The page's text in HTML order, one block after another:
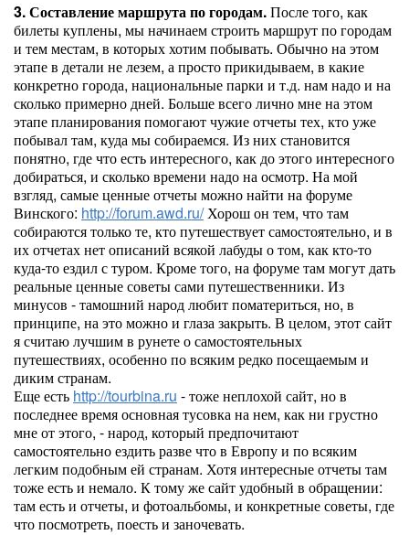
3. Составление маршрута по городам.После того, как
билеты куплены, мы начинаем строить маршрут по городам
и тем местам, в которых хотим побывать. Обычно на этом
этапе в детали не лезем, а просто прикидываем, в какие
конкретно города, национальные парки и т.д. нам надо и на
сколько примерно дней. Больше всего лично мне на этом
этапе планирования помогают чужие отчеты тех, кто уже
побывал там, куда мы собираемся. Из них становится
понятно, где что есть интересного, как до этого интересного
добираться, и сколько времени надо на осмотр. На мой
взгляд, самые ценные отчеты можно найти на форуме
Винского: http://forum.awd.ru/Хорош он тем, что там
собираются только те, кто путешествует самостоятельно, и в
их отчетах нет описаний всякой лабуды о том, как кто-то
куда-то ездил с туром. Кроме того, на форуме там могут дать
реальные ценные советы сами путешественники. Из
минусов - тамошний народ любит поматериться, но, в
принципе, на это можно и глаза закрыть. В целом, этот сайт
я считаю лучшим в рунете о самостоятельных
путешествиях, особенно по всяким редко посещаемым и
диким странам.
Еще есть http://tourbina.ru - тоже неплохой сайт, но в
последнее время основная тусовка на нем, как ни грустно
мне от этого, - народ, который предпочитают
самостоятельно ездить разве что в Европу и по всяким
легким подобным ей странам. Хотя интересные отчеты там
тоже есть и немало. К тому же сайт удобный в обращении:
там есть и отчеты, и фотоальбомы, и конкретные советы, где
что посмотреть, поесть и заночевать.